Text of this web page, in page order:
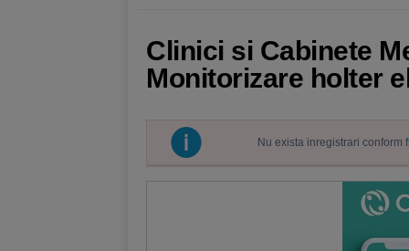
Clinici si Cabinete
Monitorizare holter
Nu exista inregistrari